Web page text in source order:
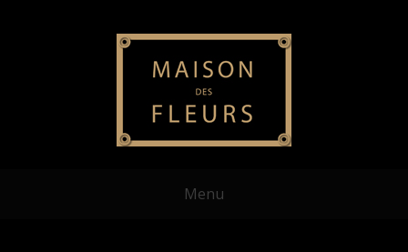
Menu